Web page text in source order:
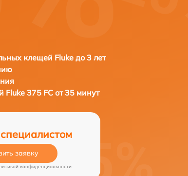
клещей Fluke до 3 лет
Fluke 375 FC от 35 минут
заявку
конфиденциальности